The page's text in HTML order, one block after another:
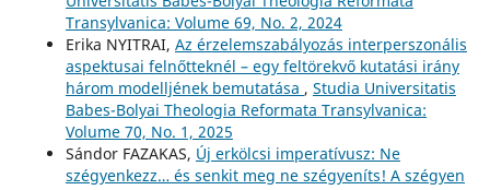
Transylvanica: Volume 69, No. 2, 2024
Erika NYITRAI, Az érzelemszabályozás interperszonális
aspektusai felnőtteknél – egy feltörekvő kutatási irány
három modelljének bemutatása , Studia Universitatis
Babes-Bolyai Theologia Reformata Transylvanica:
Volume 70, No. 1, 2025
Sándor FAZAKAS, Új erkölcsi imperatívusz: Ne
szégyenkezz… és senkit meg ne szégyeníts! A szégyen